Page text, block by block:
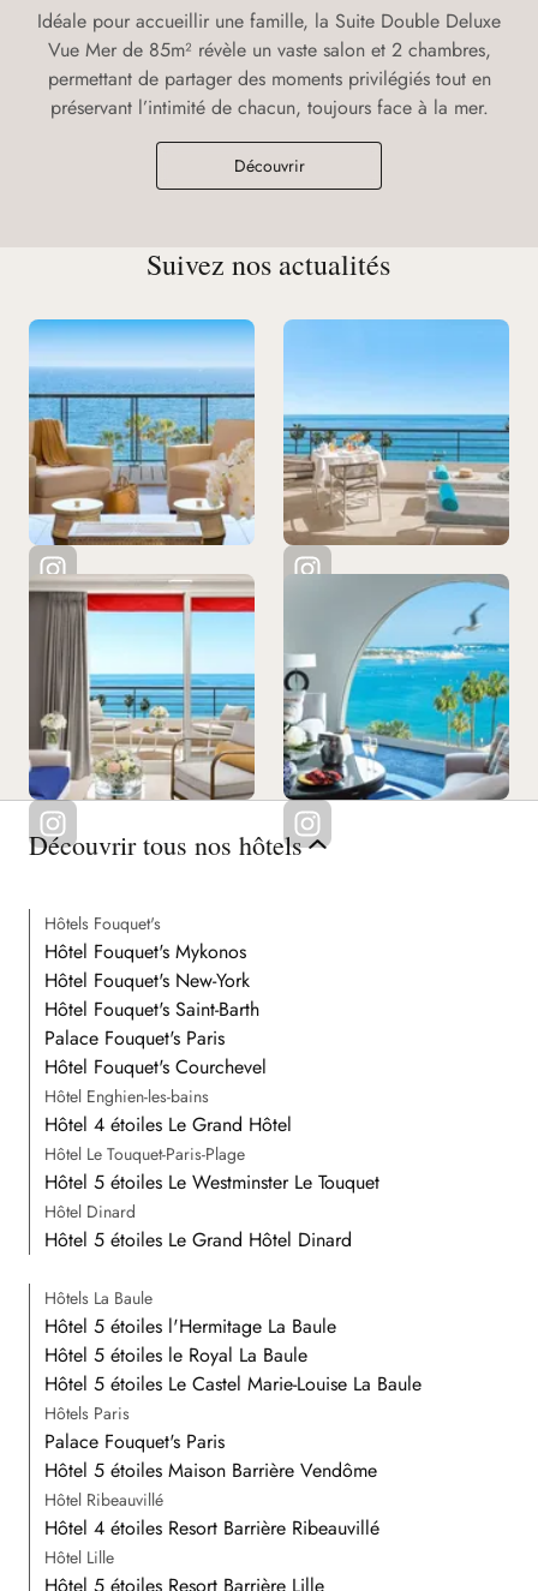
Idéale pour accueillir une famille, la Suite Double Deluxe
Vue Mer de 85m² révèle un vaste salon et 2 chambres,
permettant de partager des moments privilégiés tout en
préservant l’intimité de chacun, toujours face à la mer.
Découvrir
Suivez nos actualités
Découvrir tous nos hôtels
Hôtels Fouquet's
Hôtel Fouquet's Mykonos
Hôtel Fouquet's New-York
Hôtel Fouquet's Saint-Barth
Palace Fouquet's Paris
Hôtel Fouquet's Courchevel
Hôtel Enghien-les-bains
Hôtel 4 étoiles Le Grand Hôtel
Hôtel Le Touquet-Paris-Plage
Hôtel 5 étoiles Le Westminster Le Touquet
Hôtel Dinard
Hôtel 5 étoiles Le Grand Hôtel Dinard
Hôtels La Baule
Hôtel 5 étoiles l'Hermitage La Baule
Hôtel 5 étoiles le Royal La Baule
Hôtel 5 étoiles Le Castel Marie-Louise La Baule
Hôtels Paris
Palace Fouquet's Paris
Hôtel 5 étoiles Maison Barrière Vendôme
Hôtel Ribeauvillé
Hôtel 4 étoiles Resort Barrière Ribeauvillé
Hôtel Lille
Hôtel 5 étoiles Resort Barrière Lille